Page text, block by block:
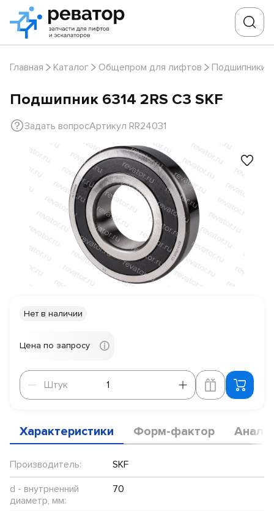
Главная Каталог Общепром для лифтов Подшипники
Подшипник 6314 2RS C3 SKF
Задать вопросАртикул RR24031
Нет в наличии
Цена по запросу
Штук
Штук
Характеристики Форм-фактор
Производитель:
SKF
d - внутрненний
диаметр, мм:
70